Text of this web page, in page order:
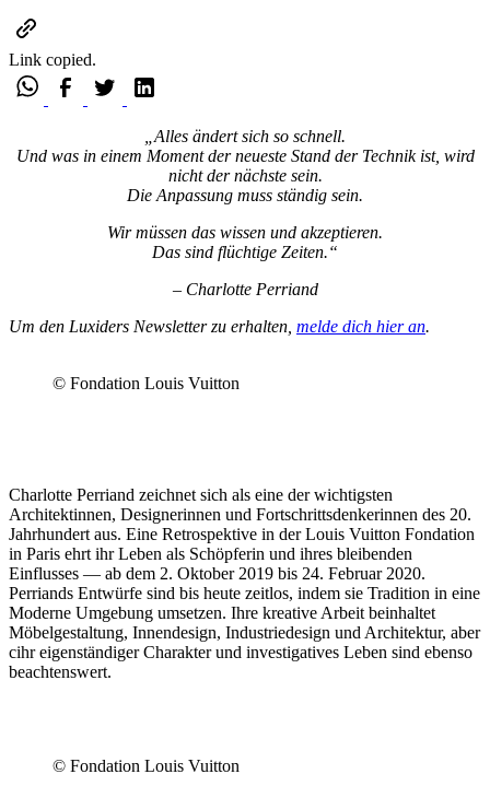
Link copied.
„Alles ändert sich so schnell.
Und was in einem Moment der neueste Stand der Technik ist, wird
nicht der nächste sein.
Die Anpassung muss ständig sein.
Wir müssen das wissen und akzeptieren.
Das sind flüchtige Zeiten.“
– Charlotte Perriand
Um den Luxiders Newsletter zu erhalten, melde dich hier an.
© Fondation Louis Vuitton
Charlotte Perriand zeichnet sich als eine der wichtigsten
Architektinnen, Designerinnen und Fortschrittsdenkerinnen des 20.
Jahrhundert aus. Eine Retrospektive in der Louis Vuitton Fondation
in Paris ehrt ihr Leben als Schöpferin und ihres bleibenden
Einflusses — ab dem 2. Oktober 2019 bis 24. Februar 2020.
Perriands Entwürfe sind bis heute zeitlos, indem sie Tradition in eine
Moderne Umgebung umsetzen. Ihre kreative Arbeit beinhaltet
Möbelgestaltung, Innendesign, Industriedesign und Architektur, aber
cihr eigenständiger Charakter und investigatives Leben sind ebenso
beachtenswert.
© Fondation Louis Vuitton